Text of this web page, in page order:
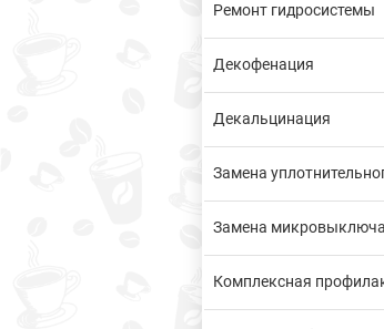
Ремонт гидросистемы
Декофенация
Декальцинация
Замена
Замена
Комплексная